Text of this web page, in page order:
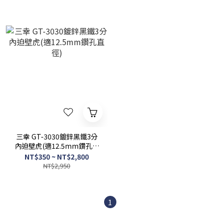
三幸 GT-3030鍍鋅黑鐵3分
內迫壁虎(適12.5mm鑽孔直
徑)
NT$350 ~ NT$2,800
NT$2,950
1